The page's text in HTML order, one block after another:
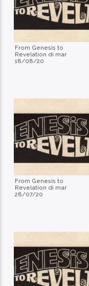
From Genesis to
Revelation di mar
18/08/20
From Genesis to
Revelation di mar
28/07/20